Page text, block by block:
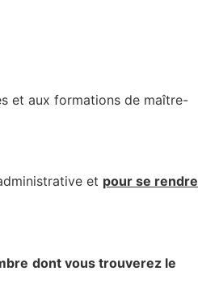
et aux formations de maître-
et pour se rendre
dont vous trouverez le